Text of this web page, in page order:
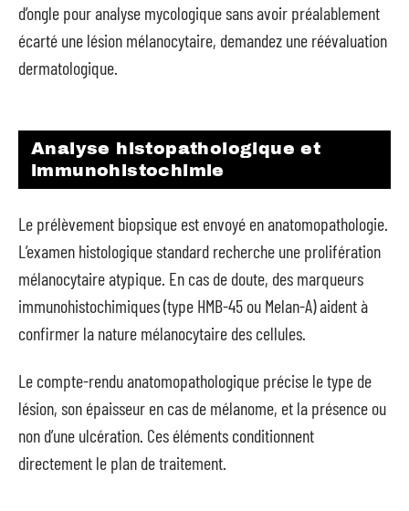
d’ongle pour analyse mycologique sans avoir préalablement
écarté une lésion mélanocytaire, demandez une réévaluation
dermatologique.
Analyse histopathologique et
immunohistochimie
Le prélèvement biopsique est envoyé en anatomopathologie.
L’examen histologique standard recherche une prolifération
mélanocytaire atypique. En cas de doute, des marqueurs
immunohistochimiques (type HMB-45 ou Melan-A) aident à
confirmer la nature mélanocytaire des cellules.
Le compte-rendu anatomopathologique précise le type de
lésion, son épaisseur en cas de mélanome, et la présence ou
non d’une ulcération. Ces éléments conditionnent
directement le plan de traitement.